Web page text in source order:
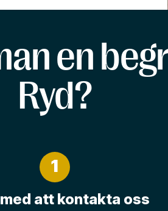
en
Ryd?
1
att kontakta oss